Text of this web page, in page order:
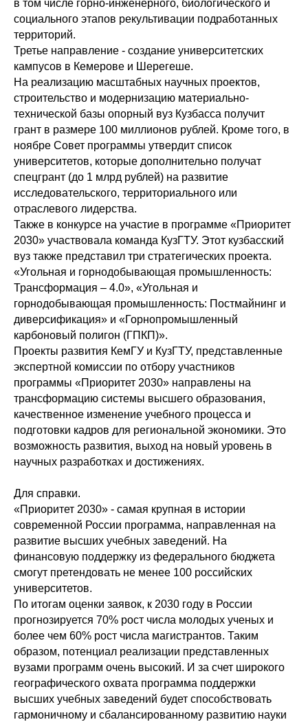
в том числе горно-инженерного, биологического и
социального этапов рекультивации подработанных
территорий.
Третье направление - создание университетских
кампусов в Кемерове и Шерегеше.
На реализацию масштабных научных проектов,
строительство и модернизацию материально-
технической базы опорный вуз Кузбасса получит
грант в размере 100 миллионов рублей. Кроме того, в
ноябре Совет программы утвердит список
университетов, которые дополнительно получат
спецгрант (до 1 млрд рублей) на развитие
исследовательского, территориального или
отраслевого лидерства.
Также в конкурсе на участие в программе «Приоритет
2030» участвовала команда КузГТУ. Этот кузбасский
вуз также представил три стратегических проекта.
«Угольная и горнодобывающая промышленность:
Трансформация – 4.0», «Угольная и
горнодобывающая промышленность: Постмайнинг и
диверсификация» и «Горнопромышленный
карбоновый полигон (ГПКП)».
Проекты развития КемГУ и КузГТУ, представленные
экспертной комиссии по отбору участников
программы «Приоритет 2030» направлены на
трансформацию системы высшего образования,
качественное изменение учебного процесса и
подготовки кадров для региональной экономики. Это
возможность развития, выход на новый уровень в
научных разработках и достижениях.
Для справки.
«Приоритет 2030» - самая крупная в истории
современной России программа, направленная на
развитие высших учебных заведений. На
финансовую поддержку из федерального бюджета
смогут претендовать не менее 100 российских
университетов.
По итогам оценки заявок, к 2030 году в России
прогнозируется 70% рост числа молодых ученых и
более чем 60% рост числа магистрантов. Таким
образом, потенциал реализации представленных
вузами программ очень высокий. И за счет широкого
географического охвата программа поддержки
высших учебных заведений будет способствовать
гармоничному и сбалансированному развитию науки